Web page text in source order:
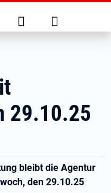
Suche Anmelden
29.10.25
bleibt die Agentur
den 29.10.25